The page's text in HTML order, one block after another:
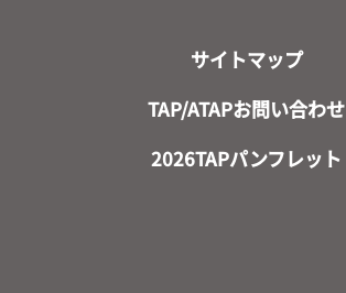
サイトマップ
TAP/ATAPお問い合わせ
2026TAPパンフレット